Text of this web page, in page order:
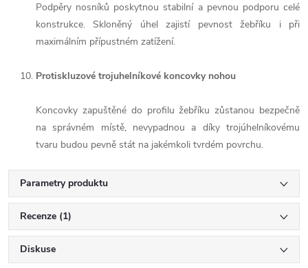
Podpěry nosníků poskytnou stabilní a pevnou podporu celé
konstrukce. Skloněný úhel zajistí pevnost žebříku i při
maximálním přípustném zatížení.
Protiskluzové trojuhelníkové koncovky nohou
Koncovky zapuštěné do profilu žebříku zůstanou bezpečně
na správném místě, nevypadnou a díky trojúhelníkovému
tvaru budou pevně stát na jakémkoli tvrdém povrchu.
Parametry produktu
Recenze (1)
Diskuse